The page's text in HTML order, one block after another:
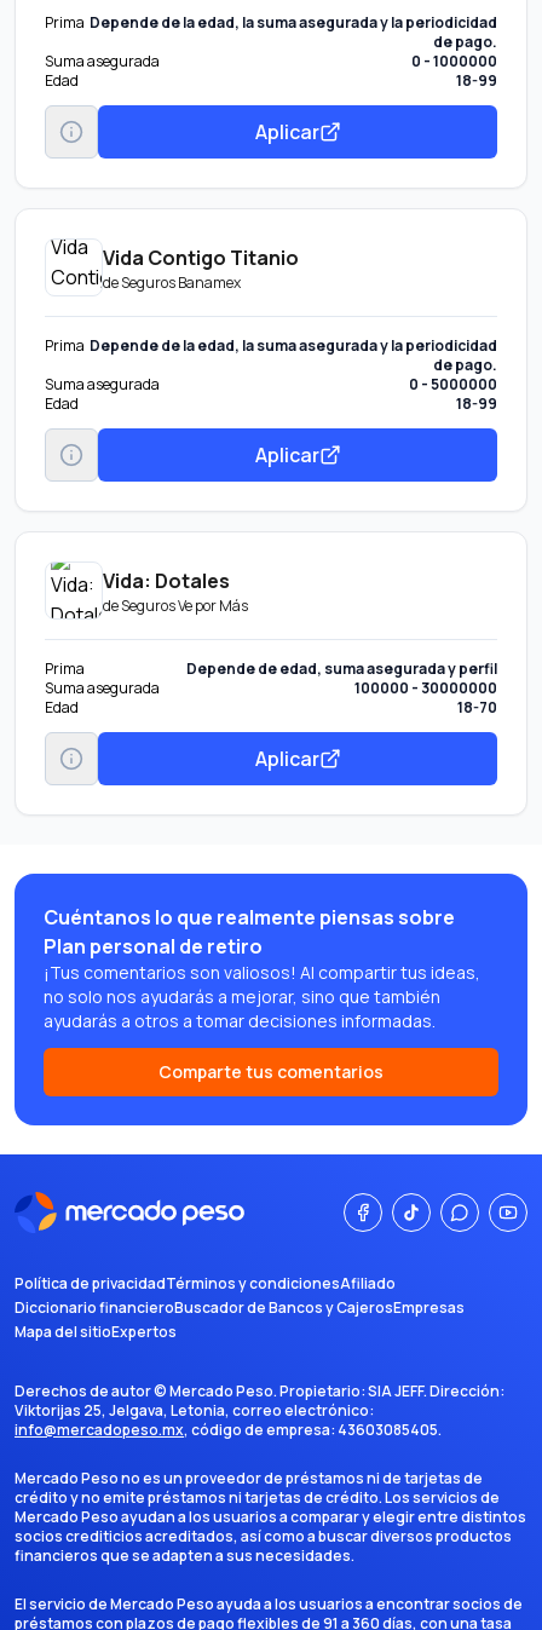
Prima Depende de la edad, la suma asegurada y la periodicidad
de pago.
Suma asegurada
0 - 1000000
Edad
18-99
Aplicar
Vida Contigo Titanio
deSeguros Banamex
Prima Depende de la edad, la suma asegurada y la periodicidad
de pago.
Suma asegurada
0 - 5000000
Edad
18-99
Aplicar
Vida: Dotales
deSeguros Ve por Más
Prima
Depende de edad, suma asegurada y perfil
Suma asegurada
100000 - 30000000
Edad
18-70
Aplicar
Cuéntanos lo que realmente piensas sobre
Plan personal de retiro
¡Tus comentarios son valiosos! Al compartir tus ideas,
no solo nos ayudarás a mejorar, sino que también
ayudarás a otros a tomar decisiones informadas.
Comparte tus comentarios
Política de privacidadTérminos y condicionesAfiliado
Diccionario financieroBuscador de Bancos y CajerosEmpresas
Mapa del sitioExpertos
Derechos de autor ©Mercado Peso. Propietario:SIA JEFF. Dirección:
Viktorijas 25, Jelgava, Letonia, correo electrónico:
info@mercadopeso.mx, código de empresa: 43603085405.
Mercado Peso no es un proveedor de préstamos ni de tarjetas de
crédito y no emite préstamos ni tarjetas de crédito. Los servicios de
Mercado Peso ayudan a los usuarios a comparar y elegir entre distintos
socios crediticios acreditados, así como a buscar diversos productos
financieros que se adapten a sus necesidades.
El servicio de Mercado Peso ayuda a los usuarios a encontrar socios de
préstamos con plazos de pago flexibles de 91 a 360 días, con una tasa